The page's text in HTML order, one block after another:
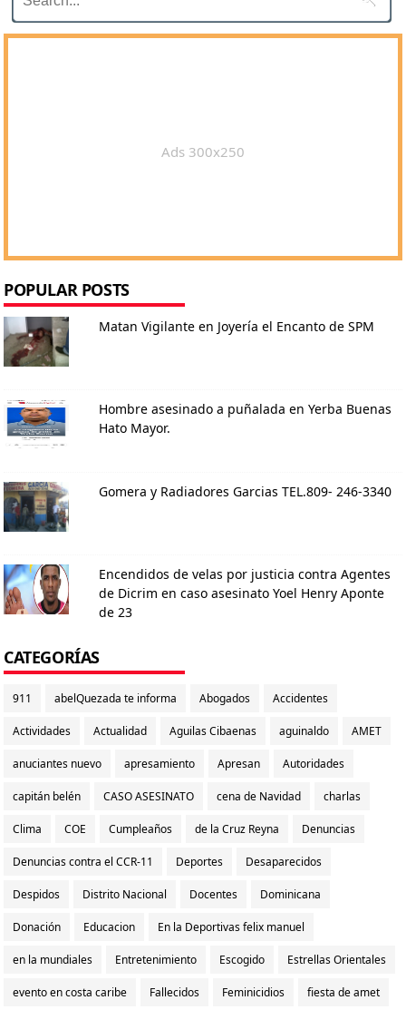
Ads 300x250
POPULAR POSTS
Matan Vigilante en Joyería el Encanto de SPM
Hombre asesinado a puñalada en Yerba Buenas
Hato Mayor.
Gomera y Radiadores Garcias TEL.809- 246-3340
Encendidos de velas por justicia contra Agentes
de Dicrim en caso asesinato Yoel Henry Aponte
de 23
CATEGORÍAS
911 abelQuezada te informa Abogados Accidentes
Actividades Actualidad Aguilas Cibaenas aguinaldo AMET
anuciantes nuevo apresamiento Apresan Autoridades
capitán belén CASO ASESINATO cena de Navidad charlas
Clima COE Cumpleaños de la Cruz Reyna Denuncias
Denuncias contra el CCR-11 Deportes Desaparecidos
Despidos Distrito Nacional Docentes Dominicana
Donación Educacion En la Deportivas felix manuel
en la mundiales Entretenimiento Escogido Estrellas Orientales
evento en costa caribe Fallecidos Feminicidios fiesta de amet